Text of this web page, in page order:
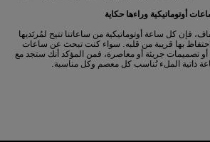
أوتوماتيكية وراءها حكاية
فإن كل ساعة أوتوماتيكية من ساعاتنا تتيح لمُرتَديها
بها قريبة من قلبه. سواء كنت تبحث عن ساعات
أو تصميمات جريئة أو معاصرة، فمن المؤكد أنك ستجد مع
ذاتية الملء تُناسب كل معصم وكل مناسبة.